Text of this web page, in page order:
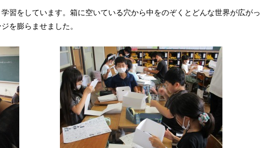
習をしています。箱に空いている穴から中をのぞくとどんな世界が広がっ
を膨らませました。